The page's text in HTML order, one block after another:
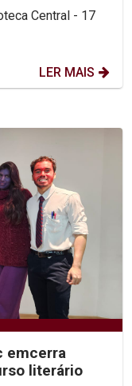
Central - 17
LER MAIS
emcerra
literário